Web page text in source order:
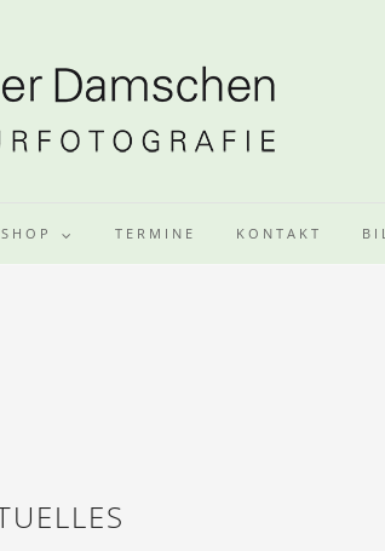
SHOP TERMINE KONTAKT